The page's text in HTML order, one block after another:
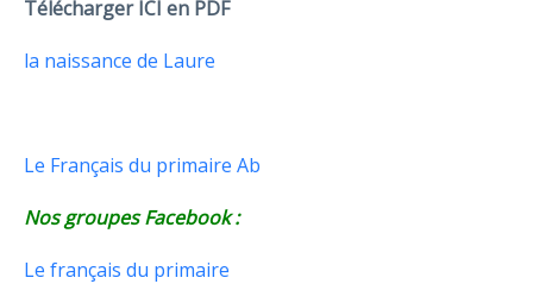
Télécharger ICI en PDF
la naissance de Laure
Le Français du primaire Ab
Nos groupes Facebook :
Le français du primaire